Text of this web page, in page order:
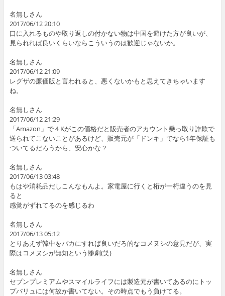
名無しさん
2017/06/12 20:10
口に入れるものや取り返しの付かない物は中国を避けた方が良いが、
見られれば良いくらいならこういうのは歓迎じゃないか。
名無しさん
2017/06/12 21:09
レグザの廉価版と言われると、悪くないかもと思えてきちゃいます
ね。
名無しさん
2017/06/12 21:29
「Amazon」で４Kがこの価格だと販売者のアカウント乗っ取り詐欺で
送られてこないことがあるけど、販売元が「ドンキ」でなら1年保証も
ついてるだろうから、安心かな？
名無しさん
2017/06/13 03:48
もはや消耗品だしこんなもんよ。家電屋に行くと桁が一桁違うのを見
ると
感覚がずれてるのを感じるわ
名無しさん
2017/06/13 05:12
とりあえず韓中をバカにすれば良いだろ的なコメヌシの意見だが、実
際はコメヌシが無知という惨劇(笑)
名無しさん
セブンプレミアムやスマイルライフには製造元が書いてあるのにトッ
プバリュには何故か書いてない。その時点でもう負けてる。